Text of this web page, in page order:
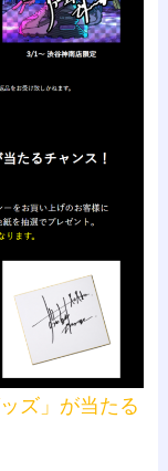
ズ」が当たる